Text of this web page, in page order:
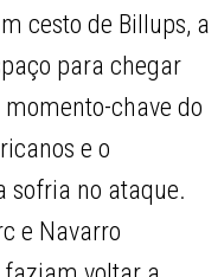
cesto de Billups, a
para chegar
chave do
e o
sofria no ataque.
e Navarro